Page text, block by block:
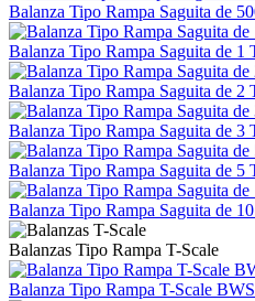
Balanza Tipo Rampa Saguita de
Balanza Tipo Rampa Saguita de 1
Balanza Tipo Rampa Saguita de 2
Balanza Tipo Rampa Saguita de 3
Balanza Tipo Rampa Saguita de 5
Balanza Tipo Rampa Saguita de
Balanzas Tipo Rampa T-Scale
Balanza Tipo Rampa T-Scale